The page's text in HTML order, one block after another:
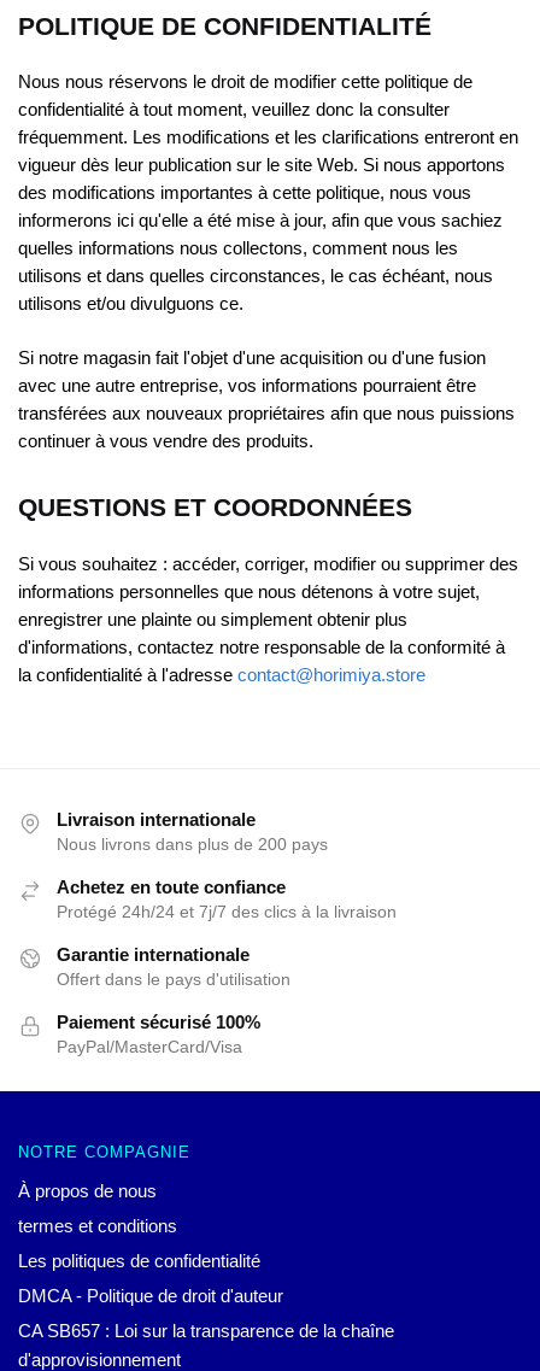
POLITIQUE DE CONFIDENTIALITÉ
Nous nous réservons le droit de modifier cette politique de
confidentialité à tout moment, veuillez donc la consulter
fréquemment. Les modifications et les clarifications entreront en
vigueur dès leur publication sur le site Web. Si nous apportons
des modifications importantes à cette politique, nous vous
informerons ici qu'elle a été mise à jour, afin que vous sachiez
quelles informations nous collectons, comment nous les
utilisons et dans quelles circonstances, le cas échéant, nous
utilisons et/ou divulguons ce.
Si notre magasin fait l'objet d'une acquisition ou d'une fusion
avec une autre entreprise, vos informations pourraient être
transférées aux nouveaux propriétaires afin que nous puissions
continuer à vous vendre des produits.
QUESTIONS ET COORDONNÉES
Si vous souhaitez : accéder, corriger, modifier ou supprimer des
informations personnelles que nous détenons à votre sujet,
enregistrer une plainte ou simplement obtenir plus
d'informations, contactez notre responsable de la conformité à
la confidentialité à l'adresse contact@horimiya.store
Livraison internationale
Nous livrons dans plus de 200 pays
Achetez en toute confiance
Protégé 24h/24 et 7j/7 des clics à la livraison
Garantie internationale
Offert dans le pays d'utilisation
Paiement sécurisé 100%
PayPal/MasterCard/Visa
NOTRE COMPAGNIE
À propos de nous
termes et conditions
Les politiques de confidentialité
DMCA - Politique de droit d'auteur
CA SB657 : Loi sur la transparence de la chaîne
d'approvisionnement